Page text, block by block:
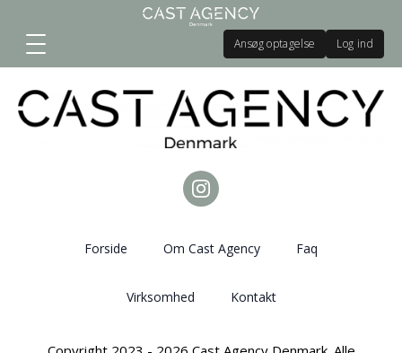
Ansøg optagelse Log ind
Forside Om Cast Agency Faq
Virksomhed Kontakt